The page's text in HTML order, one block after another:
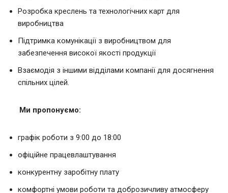
Розробка креслень та технологічних карт для
виробництва
Підтримка комунікації з виробництвом для
забезпечення високої якості продукції
Взаємодія з іншими відділами компанії для досягнення
спільних цілей.
Ми пропонуємо:
графік роботи з 9:00 до 18:00
офіційне працевлаштування
конкурентну заробітну плату
комфортні умови роботи та доброзичливу атмосферу